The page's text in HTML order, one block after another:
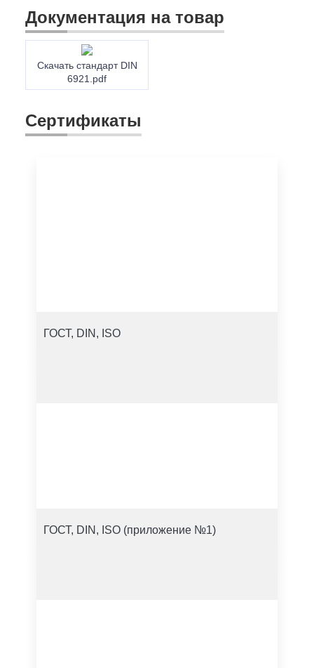
Документация на товар
Скачать стандарт DIN
6921.pdf
Сертификаты
ГОСТ, DIN, ISO
ГОСТ, DIN, ISO (приложение №1)